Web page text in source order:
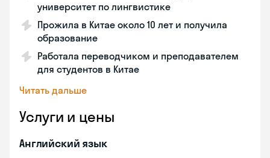
университет по лингвистике
Прожила в Китае около 10 лет и получила
образование
Работала переводчиком и преподавателем
для студентов в Китае
Читать дальше
Услуги и цены
Английский язык